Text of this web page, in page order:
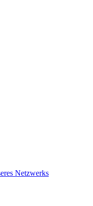
Netzwerks